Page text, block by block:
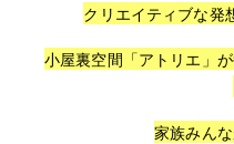
クリエイティブな発
小屋裏空間「アトリエ」
家族みんな